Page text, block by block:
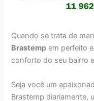
Quando se trata de
Brastemp em perfeito
conforto do seu bairro
Seja você um
Brastemp diariamente,